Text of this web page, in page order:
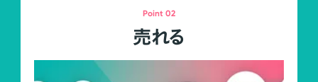
Point 02
売れる